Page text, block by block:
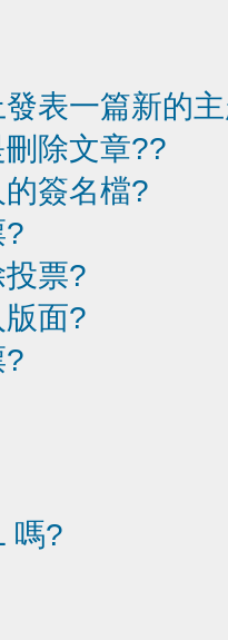
表一篇新的
除文章??
簽名檔?
票?
面?
嗎?